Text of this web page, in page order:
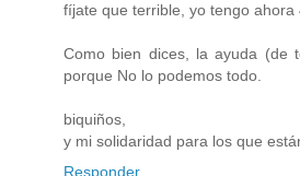
fíjate que terrible, yo tengo ahora
Como bien dices, la ayuda (de
porque No lo podemos todo.
biquiños,
y mi solidaridad para los que
Responder